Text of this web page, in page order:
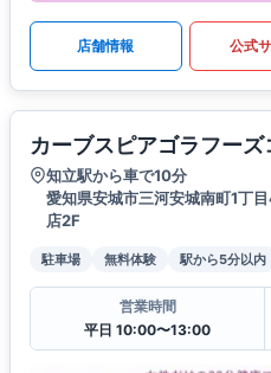
店舗情報 公式
カーブスピアゴラフー
知立駅から車で10分
愛知県安城市三河安城南町1丁
店2F
駐車場 無料体験 駅から5分以内
営業時間
平日 10:00〜13:00